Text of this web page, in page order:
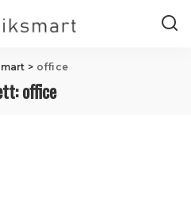
> office
office